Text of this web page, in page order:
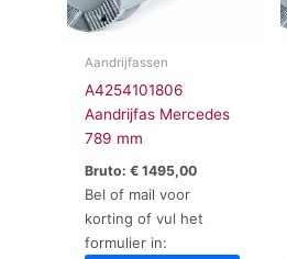
Aandrijfassen
A4254101806
Aandrijfas Mercedes
789 mm
Bruto:€ 1495,00
Bel of mail voor
korting of vul het
formulier in: